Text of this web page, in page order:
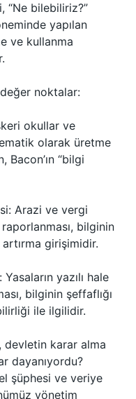
“Ne bilebiliriz?”
yapılan
ve kullanma
noktalar:
okullar ve
olarak üretme
Bacon’ın “bilgi
Arazi ve vergi
bilginin
girişimidir.
yazılı hale
bilginin şeffaflığı
ile ilgilidir.
devletin karar alma
dayanıyordu?
şüphesi ve veriye
yönetim